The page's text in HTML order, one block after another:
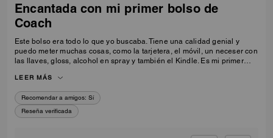
Encantada con mi primer bolso de
Coach
Este bolso era todo lo que yo buscaba. Tiene una calidad genial y
puedo meter muchas cosas, como la tarjetera, el móvil, un neceser con
las llaves, gloss, alcohol en spray y también el Kindle. Es mi primer
LEER MÁS
Recomendar a amigos: Sí
Reseña verificada